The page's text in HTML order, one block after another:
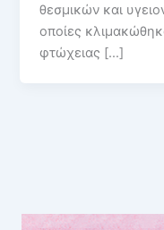
θεσμικών και
οποίες
φτώχειας […]